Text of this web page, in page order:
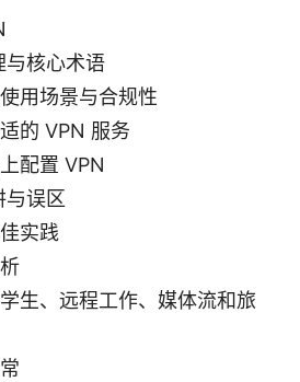
与核心术语
用场景与合规性
的 VPN 服务
配置 VPN
与误区
实践
生、远程工作、媒体流和旅